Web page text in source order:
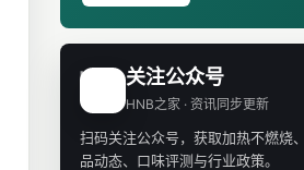
H 关注公众号
HNB之家 · 资讯同步更新
扫码关注公众号，获取加热不燃烧
品动态、口味评测与行业政策。